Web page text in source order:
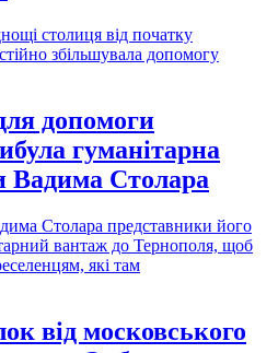
столиця від початку
збільшувала допомогу
допомоги
гуманітарна
Вадима Столара
Столара представники його
вантаж до Тернополя, щоб
які там
від московського